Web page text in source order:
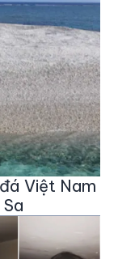
Việt Nam